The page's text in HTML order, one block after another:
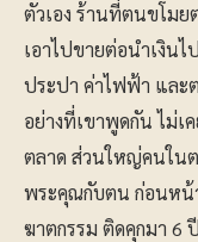
ตัวเอง ร้านที่ตนขโม
เอาไปขายต่อนำเงิน
ประปา ค่าไฟฟ้า และ
อย่างที่เขาพูดกัน ไม่เ
ตลาด ส่วนใหญ่คนใน
พระคุณกับตน ก่อนหน้
ฆาตกรรม ติดคุกมา 6